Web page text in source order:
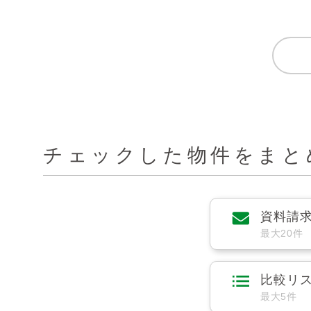
チェックした物件をまと
資料請
最大20件
比較リ
最大5件